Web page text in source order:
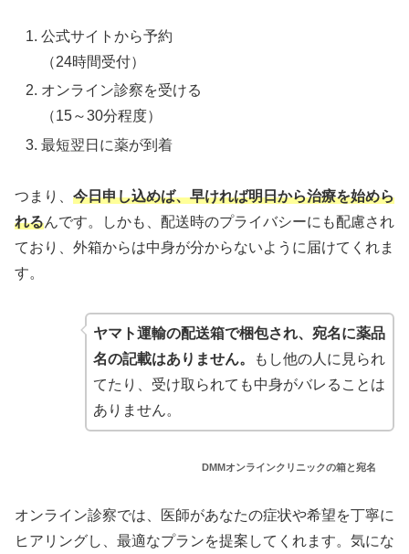
公式サイトから予約
（24時間受付）
オンライン診察を受ける
（15～30分程度）
最短翌日に薬が到着
つまり、 今日申し込めば、早ければ明日から治療を始めら
れるんです。しかも、配送時のプライバシーにも配慮され
ており、外箱からは中身が分からないように届けてくれま
す。
ヤマト運輸の配送箱で梱包され、宛名に薬品
名の記載はありません。
もし他の人に見られ
てたり、受け取られても中身がバレることは
ありません。
DMMオンラインクリニックの箱と宛名
オンライン診察では、医師があなたの症状や希望を丁寧に
ヒアリングし、最適なプランを提案してくれます。気にな